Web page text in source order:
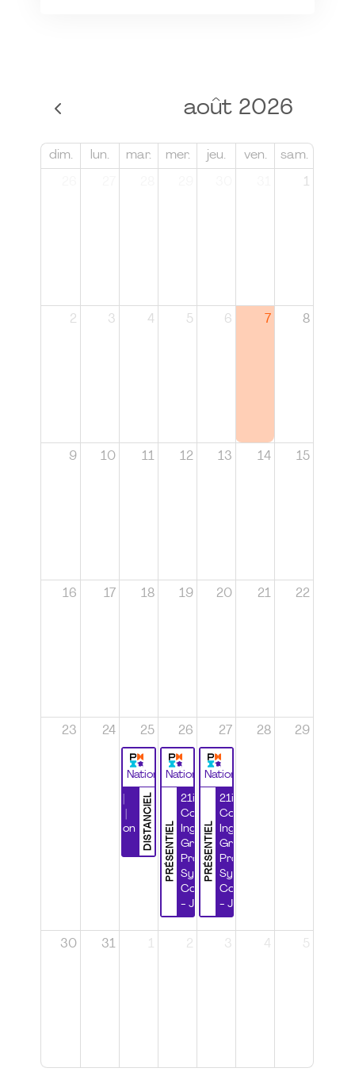
août 2026
dim. lun. mar. mer. jeu. ven. sam.
1
2 3 4 5 6 7 8
9 10 11 12 13 14 15
16 17 18 19 20 21 22
23 24 25
National
DISTANCIEL
Certification
26
National
PRÉSENTIEL
21ième
Congrès
Ingénierie
Grands
Projets et
Systèmes
Complexes
- Jour 1
27
National
PRÉSENTIEL
21ième
Congrès
Ingénierie
Grands
Projets et
Systèmes
Complexes
- Jour 2
28 29
30 31 1 2 3 4 5